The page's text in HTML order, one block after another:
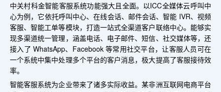
中关村科金智能客服系统功能强大且全面。以ICC全媒体云呼叫中
心为例，它依托呼叫中心、在线会话、邮件会话、智能 IVR、视频
客服、智能工单等模块，打造一站式全渠道客户联络中心。能够实
现多渠道统一管理，涵盖电话、电子邮件、短信、社交媒体等，还
接入了 WhatsApp、Facebook 等常用社交平台，让客服人员可在
一个系统中集中处理多个平台的客户消息，极大提高了客服接待效
率。
智能客服系统为企业带来了诸多实际收益。某非洲互联网电商平台